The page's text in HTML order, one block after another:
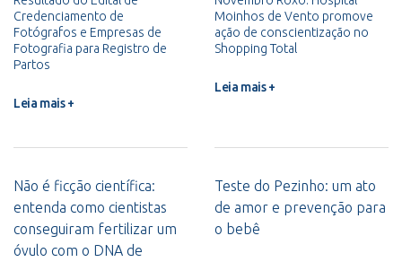
Credenciamento de
Fotógrafos e Empresas de
Fotografia para Registro de
Partos
Leia mais +
Moinhos de Vento promove
ação de conscientização no
Shopping Total
Leia mais +
Não é ficção científica:
entenda como cientistas
conseguiram fertilizar um
óvulo com o DNA de
Teste do Pezinho: um ato
de amor e prevenção para
o bebê